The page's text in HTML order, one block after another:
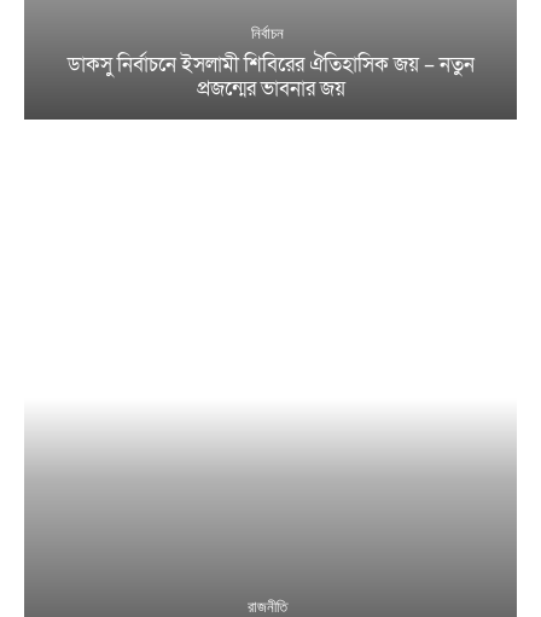
নির্বাচন
ডাকসু নির্বাচনে ইসলামী শিবিরের ঐতিহাসিক জয় – নতুন
প্রজন্মের ভাবনার জয়
রাজনীতি